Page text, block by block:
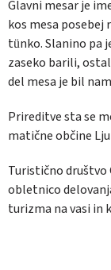
Glavni mesar je
kos mesa
tünko. Slanino pa
zaseko barili,
del mesa je bil
Prireditve sta se
matične občine
Turistično društvo
obletnico
turizma na vasi in